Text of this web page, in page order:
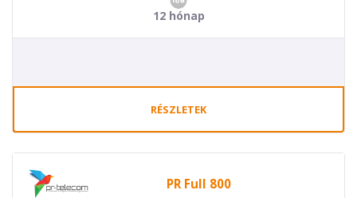
12 hónap
RÉSZLETEK
PR Full 800